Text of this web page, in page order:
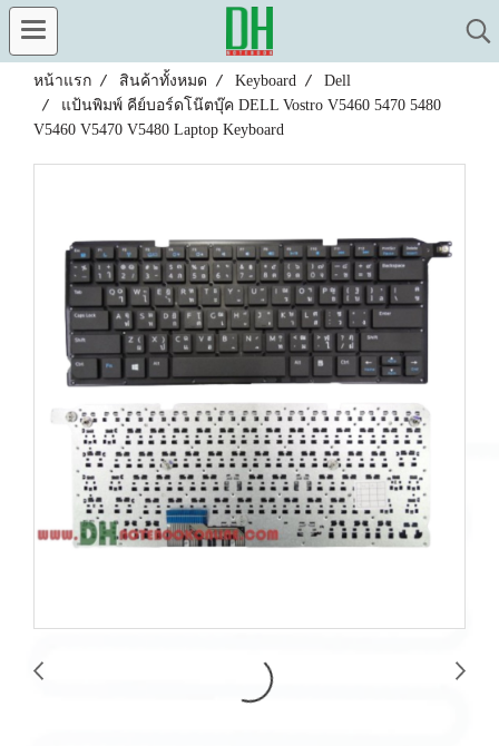
หน้าแรก สินค้าทั้งหมด Keyboard
Dell
แป้นพิมพ์ คีย์บอร์ดโน๊ตบุ๊ค DELL Vostro V5460 5470 5480
V5460 V5470 V5480 Laptop Keyboard